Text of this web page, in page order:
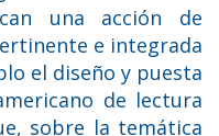
una acción de
e integrada
el diseño y puesta
de lectura
sobre la temática